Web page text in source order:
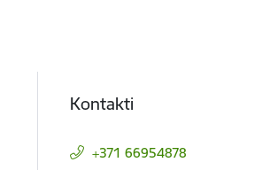
Kontakti
+371 66954878